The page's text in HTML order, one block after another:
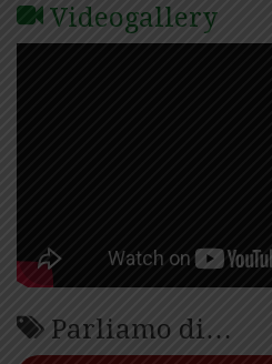
Videogallery
Parliamo di…